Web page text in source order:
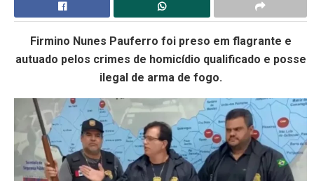
Firmino Nunes Pauferro foi preso em flagrante e
autuado pelos crimes de homicídio qualificado e posse
ilegal de arma de fogo.